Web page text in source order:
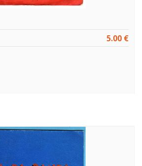
5.00 €